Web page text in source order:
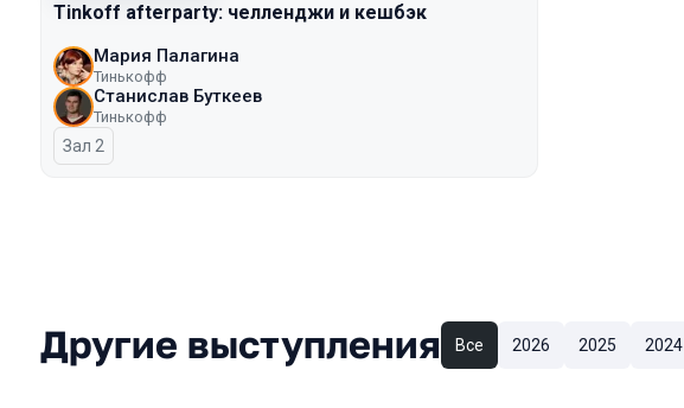
Tinkoff afterparty: челленджи и кешбэк
Мария Палагина
Тинькофф
Станислав Буткеев
Тинькофф
Зал 2
Другие выступления Все 2026 2025 2024